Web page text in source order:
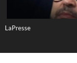
LaPresse